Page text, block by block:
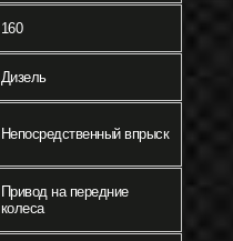
160
Дизель
Непосредственный впрыск
Привод на передние
колеса